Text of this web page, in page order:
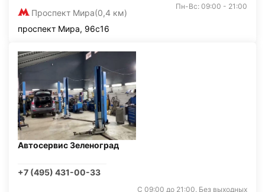
Проспект Мира(0,4 км)
Пн-Вс: 09:00 - 21:00
проспект Мира, 96с16
Автосервис Зеленоград
+7 (495) 431-00-33
С 09:00 до 21:00. Без выходных